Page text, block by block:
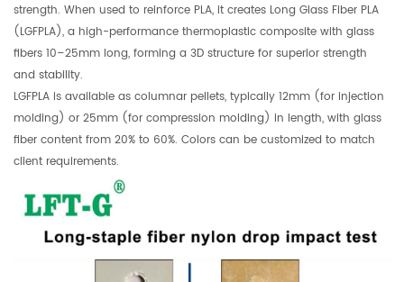
strength. When used to reinforce PLA, it creates Long Glass Fiber PLA
(LGFPLA), a high-performance thermoplastic composite with glass
fibers 10–25mm long, forming a 3D structure for superior strength
and stability.
LGFPLA is available as columnar pellets, typically 12mm (for injection
molding) or 25mm (for compression molding) in length, with glass
fiber content from 20% to 60%. Colors can be customized to match
client requirements.